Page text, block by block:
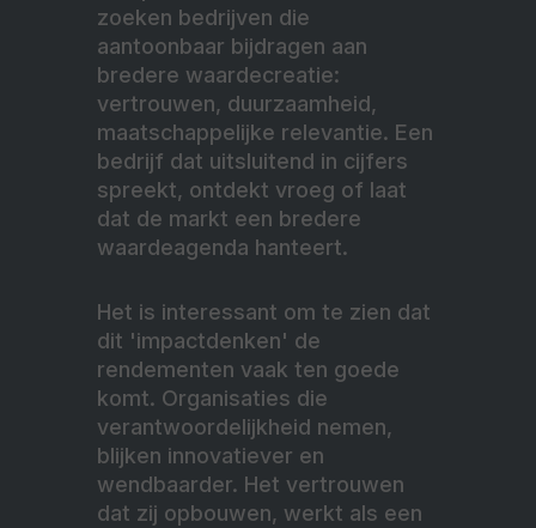
zoeken bedrijven die
aantoonbaar bijdragen aan
bredere waardecreatie:
vertrouwen, duurzaamheid,
maatschappelijke relevantie. Een
bedrijf dat uitsluitend in cijfers
spreekt, ontdekt vroeg of laat
dat de markt een bredere
waardeagenda hanteert.
Het is interessant om te zien dat
dit 'impactdenken' de
rendementen vaak ten goede
komt. Organisaties die
verantwoordelijkheid nemen,
blijken innovatiever en
wendbaarder. Het vertrouwen
dat zij opbouwen, werkt als een